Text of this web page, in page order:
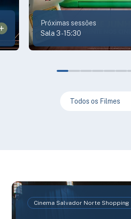
Próximas sessões
Sala 3-15:30
Todos os Filmes
Cinema Salvador Norte Shopping